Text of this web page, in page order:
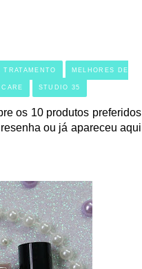
TRATAMENTO MELHORES DE
STUDIO 35
os 10 produtos preferidos
ou já apareceu aqui